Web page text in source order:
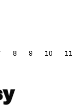
8 9 10 11